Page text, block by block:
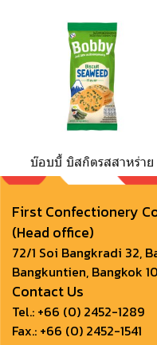
บ๊อบบี้ บิสกิตรสสาหร่าย
First Confectionery
(Head office)
72/1 Soi Bangkradi 32,
Bangkuntien, Bangkok
Contact Us
Tel.: +66 (0) 2452-1289
Fax.: +66 (0) 2452-1541